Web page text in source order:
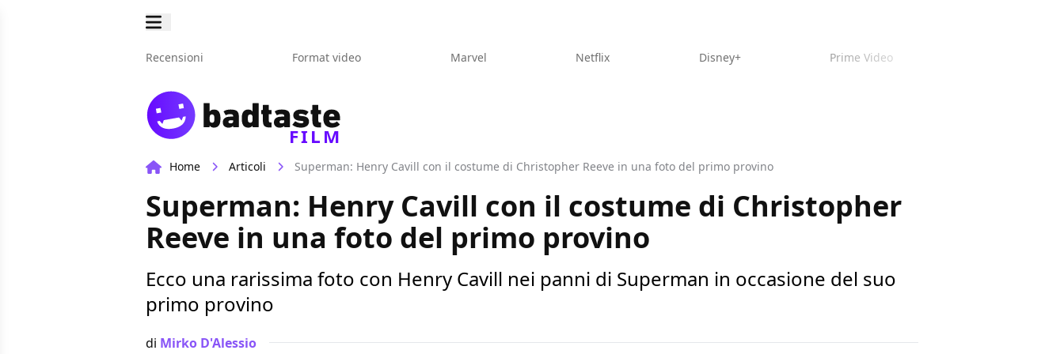
Recensioni Format video Marvel Netflix Disney+ Prime Video
FILM
Home Articoli Superman: Henry Cavill con il costume di Christopher Reeve in una foto del primo provino
Superman: Henry Cavill con il costume di Christopher
Reeve in una foto del primo provino
Ecco una rarissima foto con Henry Cavill nei panni di Superman in occasione del suo
primo provino
di Mirko D'Alessio